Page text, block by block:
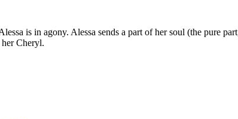
is in agony. Alessa sends a part of her soul (the pure
Cheryl.